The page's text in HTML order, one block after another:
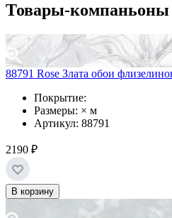
Товары-компаньоны
88791 Rose Злата обои
Покрытие:
Размеры: × м
Артикул: 88791
2190 ₽
В корзину